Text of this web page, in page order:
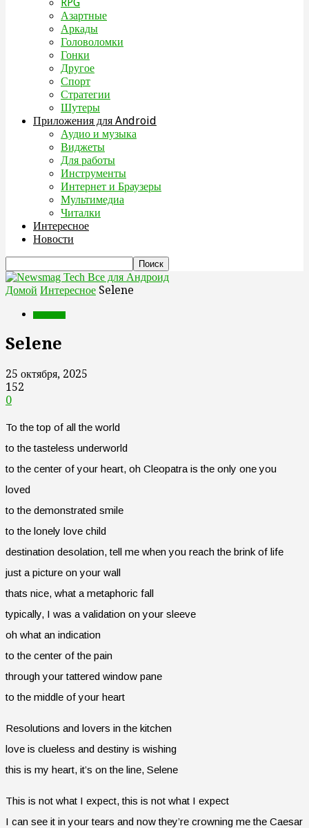
Азартные
Аркады
Головоломки
Гонки
Другое
Спорт
Стратегии
Шутеры
Приложения для Android
Аудио и музыка
Виджеты
Для работы
Инструменты
Интернет и Браузеры
Мультимедиа
Читалки
Интересное
Новости
Все для Андроид
Домой Интересное Selene
Selene
25 октября, 2025
152
0
To the top of all the world
to the tasteless underworld
to the center of your heart, oh Cleopatra is the only one you
loved
to the demonstrated smile
to the lonely love child
destination desolation, tell me when you reach the brink of life
just a picture on your wall
thats nice, what a metaphoric fall
typically, I was a validation on your sleeve
oh what an indication
to the center of the pain
through your tattered window pane
to the middle of your heart
Resolutions and lovers in the kitchen
love is clueless and destiny is wishing
this is my heart, it’s on the line, Selene
This is not what I expect, this is not what I expect
I can see it in your tears and now they’re crowning me the Caesar